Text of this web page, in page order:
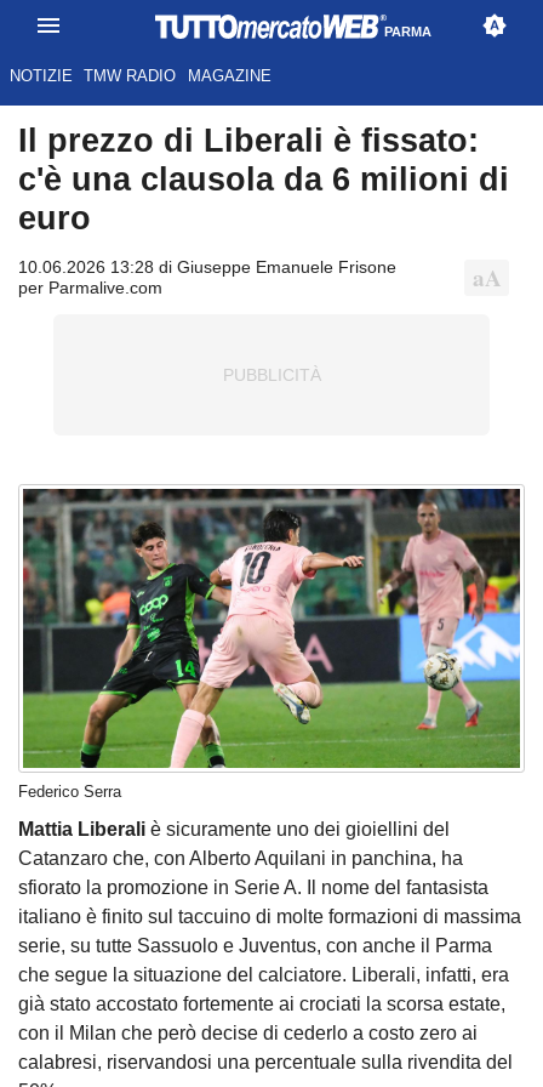
PARMA
NOTIZIE TMW RADIO MAGAZINE
Il prezzo di Liberali è fissato:
c'è una clausola da 6 milioni di
euro
10.06.2026 13:28 di Giuseppe Emanuele Frisone
per Parmalive.com
Federico Serra
Mattia Liberali è sicuramente uno dei gioiellini del
Catanzaro che, con Alberto Aquilani in panchina, ha
sfiorato la promozione in Serie A. Il nome del fantasista
italiano è finito sul taccuino di molte formazioni di massima
serie, su tutte Sassuolo e Juventus, con anche il Parma
che segue la situazione del calciatore. Liberali, infatti, era
già stato accostato fortemente ai crociati la scorsa estate,
con il Milan che però decise di cederlo a costo zero ai
calabresi, riservandosi una percentuale sulla rivendita del